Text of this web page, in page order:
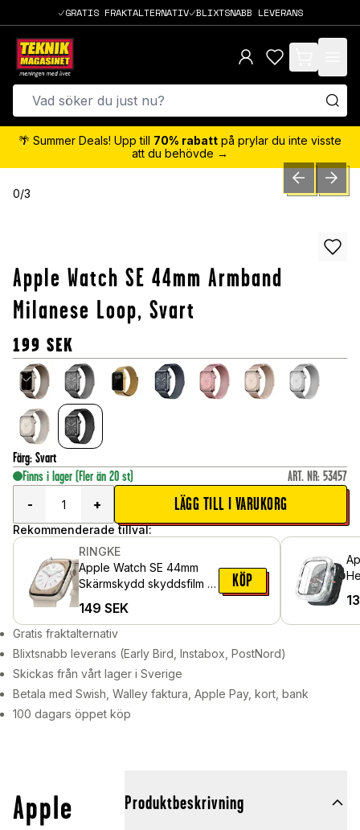
GRATIS FRAKTALTERNATIV BLIXTSNABB LEVERANS
items in cart,
🌴 Summer Deals! Upp till 70% rabatt på prylar du inte visste
att du behövde →
0/3 PREVIOUSNEXT
Apple Watch SE 44mm Armband
Milanese Loop, Svart
199 SEK
Färg: Svart
Finns i lager (Fler än 20 st) ART. NR: 53457
-
+ LÄGG TILL I VARUKORG
Rekommenderade tillval:
RINGKE
Apple Watch SE 44mm
Skärmskydd skyddsfilm -
149 SEK
KÖP
Gratis fraktalternativ
Blixtsnabb leverans (Early Bird, Instabox, PostNord)
Skickas från vårt lager i Sverige
Betala med Swish, Walley faktura, Apple Pay, kort, bank
100 dagars öppet köp
Apple
Produktbeskrivning